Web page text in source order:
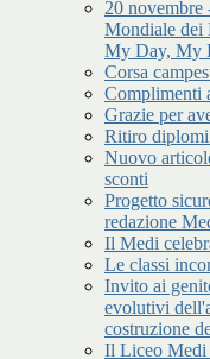
20 novembre
Mondiale dei
My Day, My
Corsa
Complimenti
Grazie per
Ritiro diplomi
Nuovo
sconti
Progetto
redazione
Il Medi
Le classi
Invito ai
evolutivi
costruzione
Il Liceo Medi